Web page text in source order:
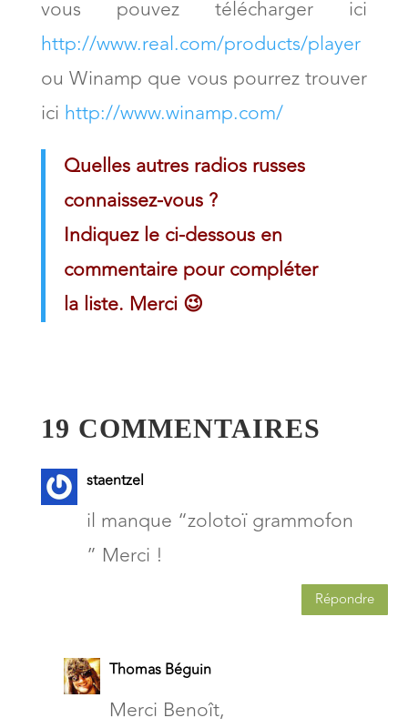
vous pouvez télécharger ici
http://www.real.com/products/player
ou Winamp que vous pourrez trouver
ici http://www.winamp.com/
Quelles autres radios russes
connaissez-vous ?
Indiquez le ci-dessous en
commentaire pour compléter
la liste. Merci 😉
19 COMMENTAIRES
staentzel
il manque “zolotoï grammofon
” Merci !
Répondre
Thomas Béguin
Merci Benoît,